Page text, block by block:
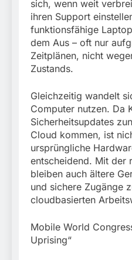
sich, wenn weit
ihren Support
funktionsfähige
dem Aus – oft nur
Zeitplänen, nicht
Zustands.
Gleichzeitig wandelt
Computer nutzen. Da
Sicherheitsupdates
Cloud kommen, ist
ursprüngliche
entscheidend. Mit der
bleiben auch ältere
und sichere Zugänge
cloudbasierten
Mobile World
Uprising“